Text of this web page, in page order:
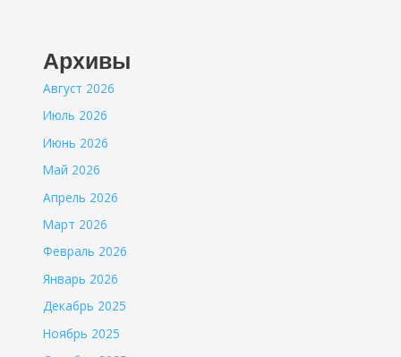
Архивы
Август 2026
Июль 2026
Июнь 2026
Май 2026
Апрель 2026
Март 2026
Февраль 2026
Январь 2026
Декабрь 2025
Ноябрь 2025